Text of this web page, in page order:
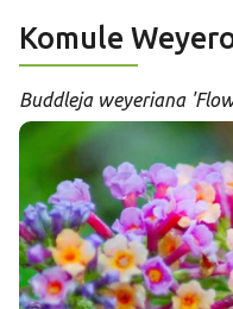
Komule
Buddleja weyeriana